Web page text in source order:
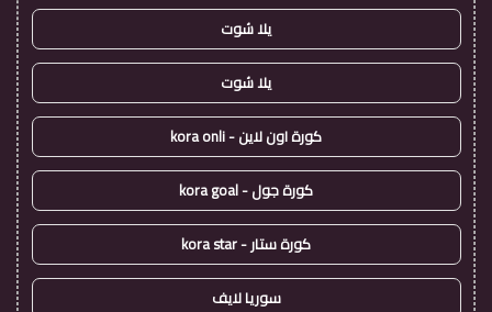
يلا شوت
يلا شوت
كورة اون لاين - kora onli
كورة جول - kora goal
كورة ستار - kora star
سوريا لايف